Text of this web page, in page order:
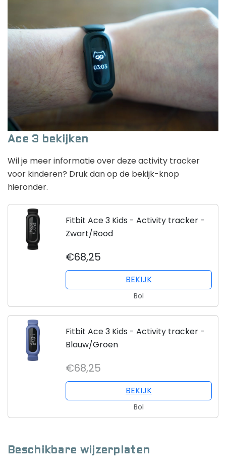
Ace 3 bekijken
Wil je meer informatie over deze activity tracker
voor kinderen? Druk dan op de bekijk-knop
hieronder.
Fitbit Ace 3 Kids - Activity tracker -
Zwart/Rood
€68,25
BEKIJK
Bol
Fitbit Ace 3 Kids - Activity tracker -
Blauw/Groen
€68,25
BEKIJK
Bol
Beschikbare wijzerplaten